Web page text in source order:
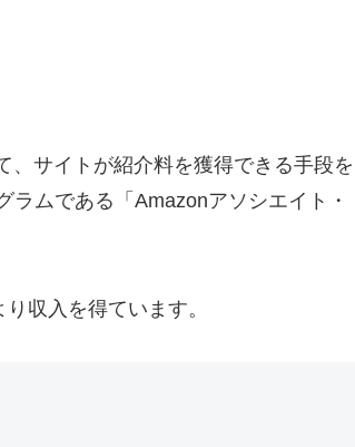
、サイトが紹介料を獲得できる手段を
ムである「Amazonアソシエイト・
収入を得ています。